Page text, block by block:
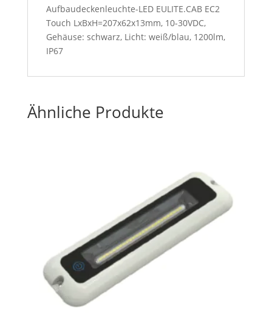
Aufbaudeckenleuchte-LED EULITE.CAB EC2
Touch LxBxH=207x62x13mm, 10-30VDC,
Gehäuse: schwarz, Licht: weiß/blau, 1200lm,
IP67
Ähnliche Produkte